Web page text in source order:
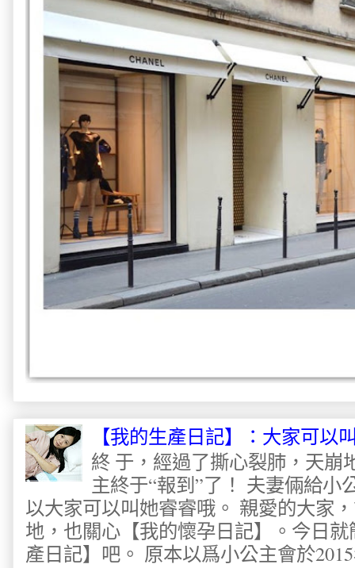
【我的生產日記】：大家可以
終 于，經過了撕心裂肺，天崩
主終于“報到”了！ 夫妻倆給小
以大家可以叫她睿睿哦。 親愛的大家
地，也關心【我的懷孕日記】。今日
產日記】吧。 原本以爲小公主會於